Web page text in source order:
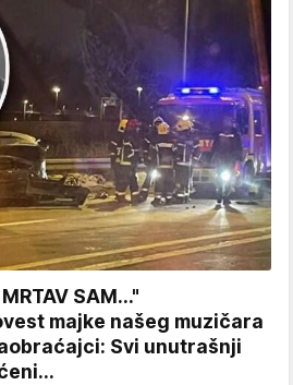
SAM..."
majke našeg muzičara
Svi unutrašnji